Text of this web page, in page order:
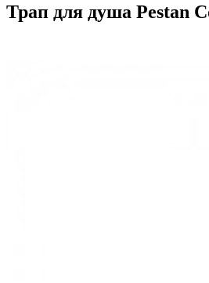
Трап для душа Pestan